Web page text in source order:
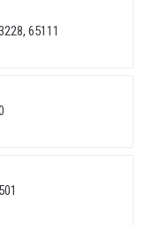
65111